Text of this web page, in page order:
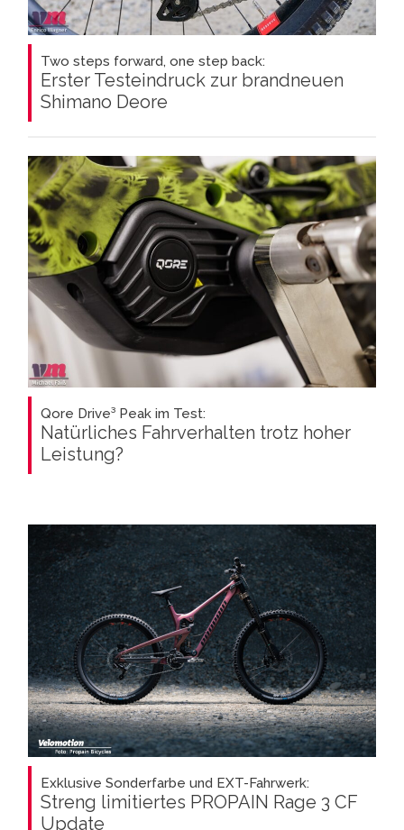
Two steps forward, one step back:
Erster Testeindruck zur brandneuen
Shimano Deore
Qore Drive³ Peak im Test:
Natürliches Fahrverhalten trotz hoher
Leistung?
Exklusive Sonderfarbe und EXT-Fahrwerk:
Streng limitiertes PROPAIN Rage 3 CF
Update